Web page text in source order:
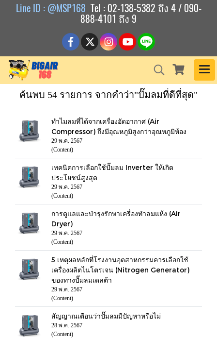
Line ID : @MSP168 Tel : 02-138-5382 ถึง 4 / 090-
888-4101 ถึง 9
ค้นพบ 54 รายการ จากคำว่า"ปั๊มลมที่ดีที่สุด"
ทำไมลมที่ได้จากเครื่องอัดอากาศ (Air
Compressor) ถึงมีอุณหภูมิสูงกว่าอุณหภูมิห้อง
29 พ.ค. 2567
(Content)
เทคนิคการเลือกใช้ปั๊มลม Inverter ให้เกิด
ประโยชน์สูงสุด
29 พ.ค. 2567
(Content)
การดูแลและบำรุงรักษาเครื่องทำลมแห้ง (Air
Dryer)
29 พ.ค. 2567
(Content)
5 เหตุผลหลักที่โรงงานอุตสาหกรรมควรเลือกใช้
เครื่องผลิตไนโตรเจน (Nitrogen Generator)
ของทางปั๊มลมเดลต้า
29 พ.ค. 2567
(Content)
สัญญาณเตือนว่าปั๊มลมมีปัญหาหรือไม่
28 พ.ค. 2567
(Content)